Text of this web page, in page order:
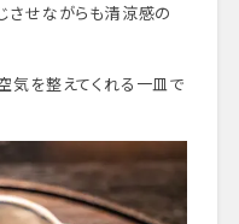
させながらも清涼感の
気を整えてくれる一皿で